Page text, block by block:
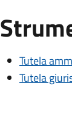
Tutela
Tutela